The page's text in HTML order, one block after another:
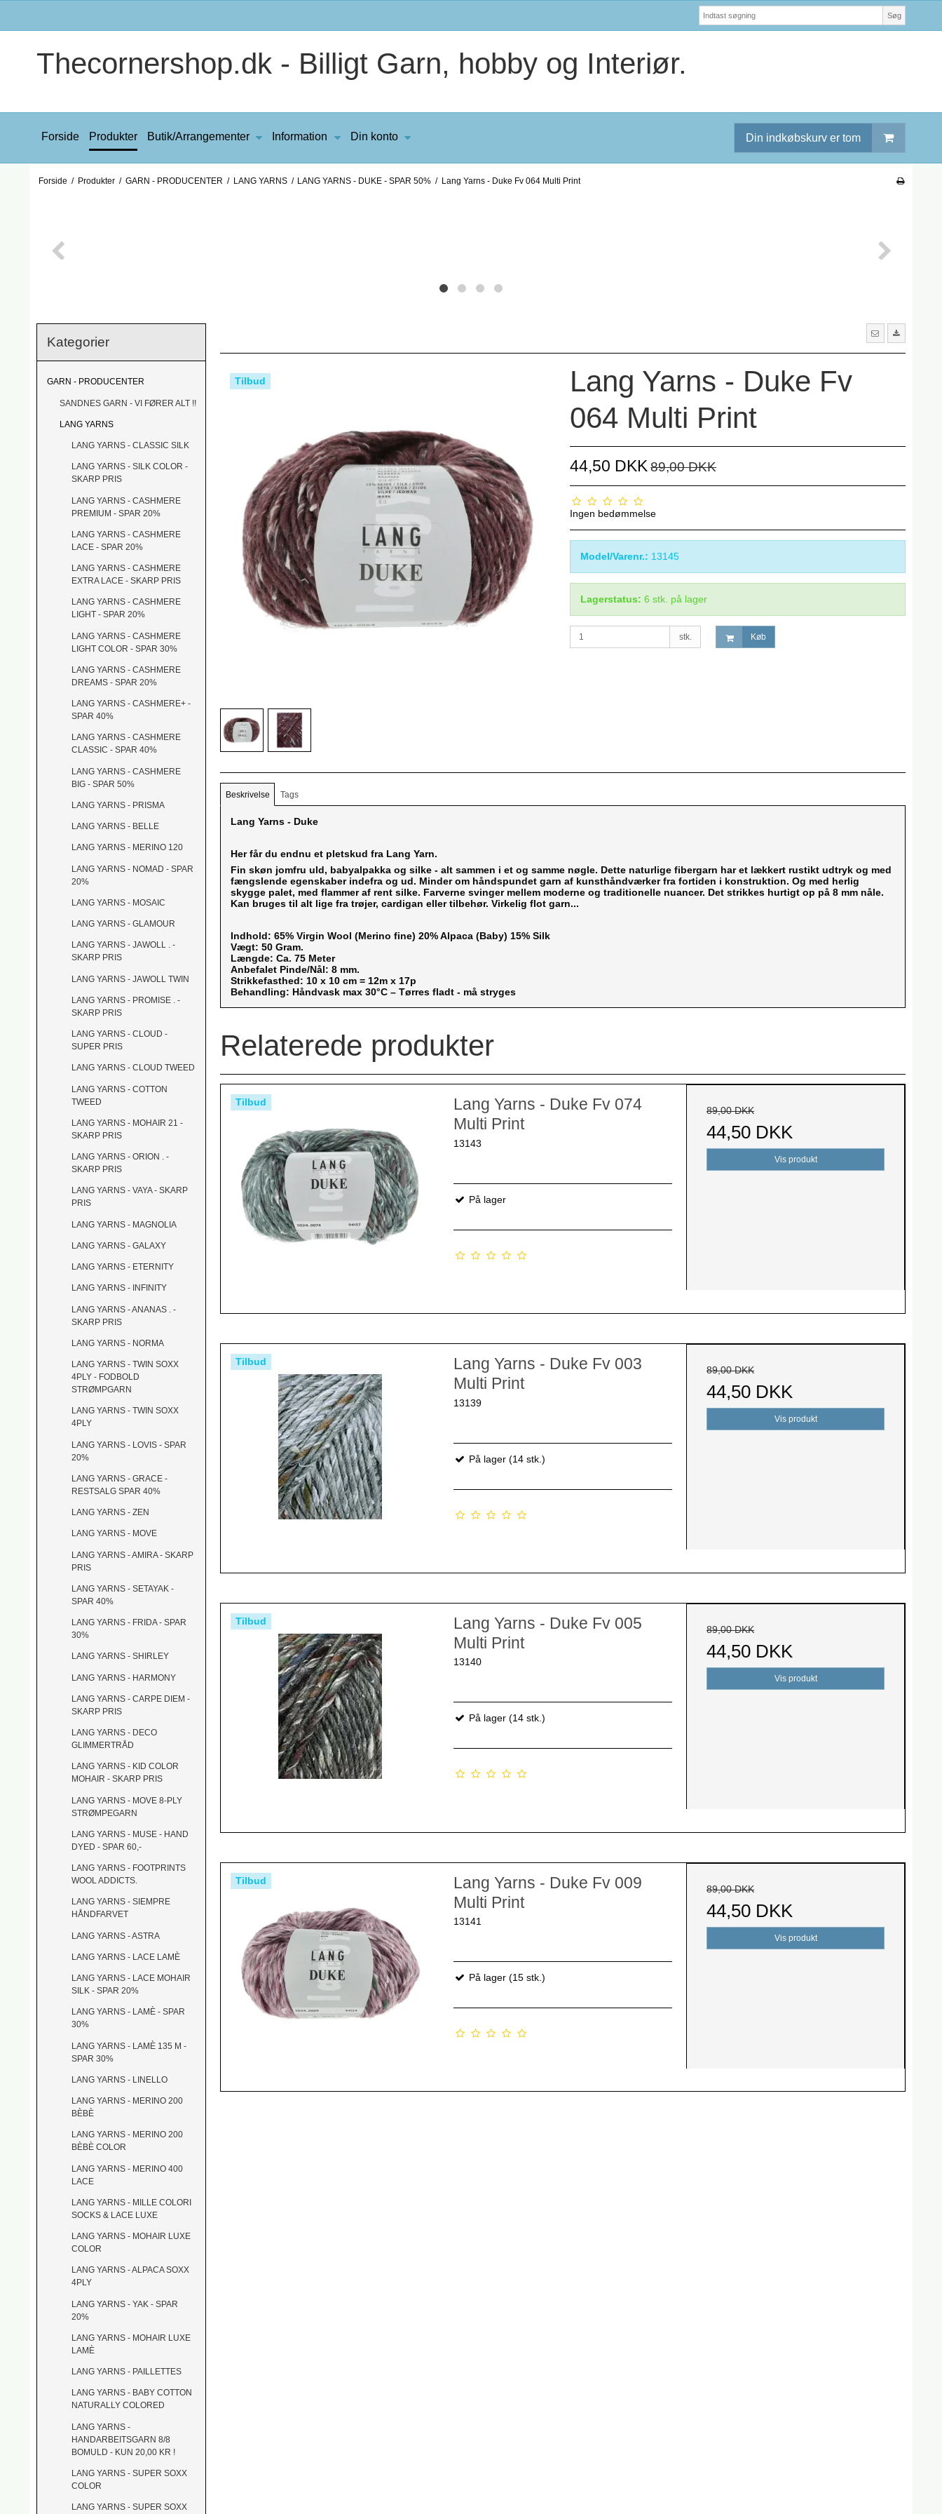
Søg
Thecornershop.dk - Billigt Garn, hobby og Interiør.
Forside Produkter Butik/Arrangementer Information Din konto Din indkøbskurv er tom
Forside / Produkter / GARN - PRODUCENTER / LANG YARNS / LANG YARNS - DUKE - SPAR 50% / Lang Yarns - Duke Fv 064 Multi Print
Kategorier
GARN - PRODUCENTER
SANDNES GARN - VI FØRER ALT !!
LANG YARNS
LANG YARNS - CLASSIC SILK
LANG YARNS - SILK COLOR -
SKARP PRIS
LANG YARNS - CASHMERE
PREMIUM - SPAR 20%
LANG YARNS - CASHMERE
LACE - SPAR 20%
LANG YARNS - CASHMERE
EXTRA LACE - SKARP PRIS
LANG YARNS - CASHMERE
LIGHT - SPAR 20%
LANG YARNS - CASHMERE
LIGHT COLOR - SPAR 30%
LANG YARNS - CASHMERE
DREAMS - SPAR 20%
LANG YARNS - CASHMERE+ -
SPAR 40%
LANG YARNS - CASHMERE
CLASSIC - SPAR 40%
LANG YARNS - CASHMERE
BIG - SPAR 50%
LANG YARNS - PRISMA
LANG YARNS - BELLE
LANG YARNS - MERINO 120
LANG YARNS - NOMAD - SPAR
20%
LANG YARNS - MOSAIC
LANG YARNS - GLAMOUR
LANG YARNS - JAWOLL . -
SKARP PRIS
LANG YARNS - JAWOLL TWIN
LANG YARNS - PROMISE . -
SKARP PRIS
LANG YARNS - CLOUD -
SUPER PRIS
LANG YARNS - CLOUD TWEED
LANG YARNS - COTTON
TWEED
LANG YARNS - MOHAIR 21 -
SKARP PRIS
LANG YARNS - ORION . -
SKARP PRIS
LANG YARNS - VAYA - SKARP
PRIS
LANG YARNS - MAGNOLIA
LANG YARNS - GALAXY
LANG YARNS - ETERNITY
LANG YARNS - INFINITY
LANG YARNS - ANANAS . -
SKARP PRIS
LANG YARNS - NORMA
LANG YARNS - TWIN SOXX
4PLY - FODBOLD
STRØMPGARN
LANG YARNS - TWIN SOXX
4PLY
LANG YARNS - LOVIS - SPAR
20%
LANG YARNS - GRACE -
RESTSALG SPAR 40%
LANG YARNS - ZEN
LANG YARNS - MOVE
LANG YARNS - AMIRA - SKARP
PRIS
LANG YARNS - SETAYAK -
SPAR 40%
LANG YARNS - FRIDA - SPAR
30%
LANG YARNS - SHIRLEY
LANG YARNS - HARMONY
LANG YARNS - CARPE DIEM -
SKARP PRIS
LANG YARNS - DECO
GLIMMERTRÅD
LANG YARNS - KID COLOR
MOHAIR - SKARP PRIS
LANG YARNS - MOVE 8-PLY
STRØMPEGARN
LANG YARNS - MUSE - HAND
DYED - SPAR 60,-
LANG YARNS - FOOTPRINTS
WOOL ADDICTS.
LANG YARNS - SIEMPRE
HÅNDFARVET
LANG YARNS - ASTRA
LANG YARNS - LACE LAMÈ
LANG YARNS - LACE MOHAIR
SILK - SPAR 20%
LANG YARNS - LAMÈ - SPAR
30%
LANG YARNS - LAMÈ 135 M -
SPAR 30%
LANG YARNS - LINELLO
LANG YARNS - MERINO 200
BÈBÈ
LANG YARNS - MERINO 200
BÈBÈ COLOR
LANG YARNS - MERINO 400
LACE
LANG YARNS - MILLE COLORI
SOCKS & LACE LUXE
LANG YARNS - MOHAIR LUXE
COLOR
LANG YARNS - ALPACA SOXX
4PLY
LANG YARNS - YAK - SPAR
20%
LANG YARNS - MOHAIR LUXE
LAMÈ
LANG YARNS - PAILLETTES
LANG YARNS - BABY COTTON
NATURALLY COLORED
LANG YARNS -
HANDARBEITSGARN 8/8
BOMULD - KUN 20,00 KR !
LANG YARNS - SUPER SOXX
COLOR
LANG YARNS - SUPER SOXX
Tilbud
Lang Yarns - Duke Fv
064 Multi Print
44,50 DKK 89,00 DKK
Ingen bedømmelse
Model/Varenr.: 13145
Lagerstatus: 6 stk. på lager
stk. Køb
Beskrivelse Tags
Lang Yarns - Duke
Her får du endnu et pletskud fra Lang Yarn.
Fin skøn jomfru uld, babyalpakka og silke - alt sammen i et og samme nøgle. Dette naturlige fibergarn har et lækkert rustikt udtryk og med
fængslende egenskaber indefra og ud. Minder om håndspundet garn af kunsthåndværker fra fortiden i konstruktion. Og med herlig
skygge palet, med flammer af rent silke. Farverne svinger mellem moderne og traditionelle nuancer. Det strikkes hurtigt op på 8 mm nåle.
Kan bruges til alt lige fra trøjer, cardigan eller tilbehør. Virkelig flot garn...
Indhold: 65% Virgin Wool (Merino fine) 20% Alpaca (Baby) 15% Silk
Vægt: 50 Gram.
Længde: Ca. 75 Meter
Anbefalet Pinde/Nål: 8 mm.
Strikkefasthed: 10 x 10 cm = 12m x 17p
Behandling: Håndvask max 30°C – Tørres fladt - må stryges
Relaterede produkter
Tilbud
Lang Yarns - Duke Fv 074
Multi Print
13143
På lager
89,00 DKK
44,50 DKK
Vis produkt
Tilbud
Lang Yarns - Duke Fv 003
Multi Print
13139
På lager (14 stk.)
89,00 DKK
44,50 DKK
Vis produkt
Tilbud
Lang Yarns - Duke Fv 005
Multi Print
13140
På lager (14 stk.)
89,00 DKK
44,50 DKK
Vis produkt
Tilbud
Lang Yarns - Duke Fv 009
Multi Print
13141
På lager (15 stk.)
89,00 DKK
44,50 DKK
Vis produkt